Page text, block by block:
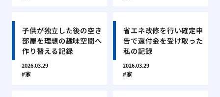
子供が独立した後の空き
部屋を理想の趣味空間へ
作り替える記録
2026.03.29
家
省エネ改修を行い確定申
告で還付金を受け取った
私の記録
2026.03.29
家